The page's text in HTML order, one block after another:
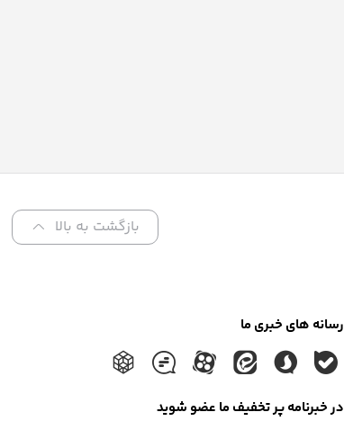
بازگشت به بالا
رسانه های خبری ما
در خبرنامه پر تخفیف ما عضو شوید